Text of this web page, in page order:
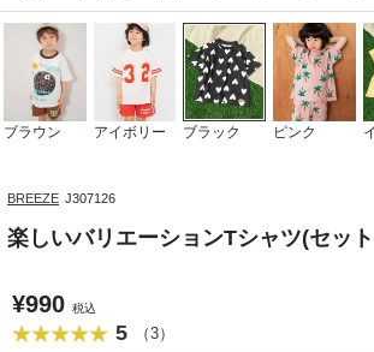
ブラウン アイボリー ブラック ピンク
BREEZE J307126
楽しいバリエーションTシャツ(セッ
¥990 税込
5 （3）